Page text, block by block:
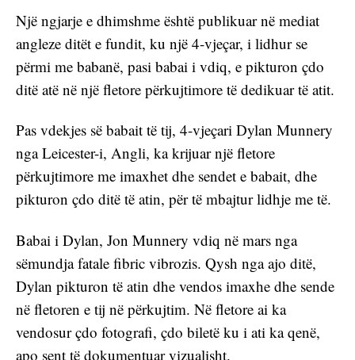
Një ngjarje e dhimshme është publikuar në mediat
angleze ditët e fundit, ku një 4-vjeçar, i lidhur se
përmi me babanë, pasi babai i vdiq, e pikturon çdo
ditë atë në një fletore përkujtimore të dedikuar të atit.
Pas vdekjes së babait të tij, 4-vjeçari Dylan Munnery
nga Leicester-i, Angli, ka krijuar një fletore
përkujtimore me imaxhet dhe sendet e babait, dhe
pikturon çdo ditë të atin, për të mbajtur lidhje me të.
Babai i Dylan, Jon Munnery vdiq në mars nga
sëmundja fatale fibric vibrozis. Qysh nga ajo ditë,
Dylan pikturon të atin dhe vendos imaxhe dhe sende
në fletoren e tij në përkujtim. Në fletore ai ka
vendosur çdo fotografi, çdo biletë ku i ati ka qenë,
apo sent të dokumentuar vizualisht.